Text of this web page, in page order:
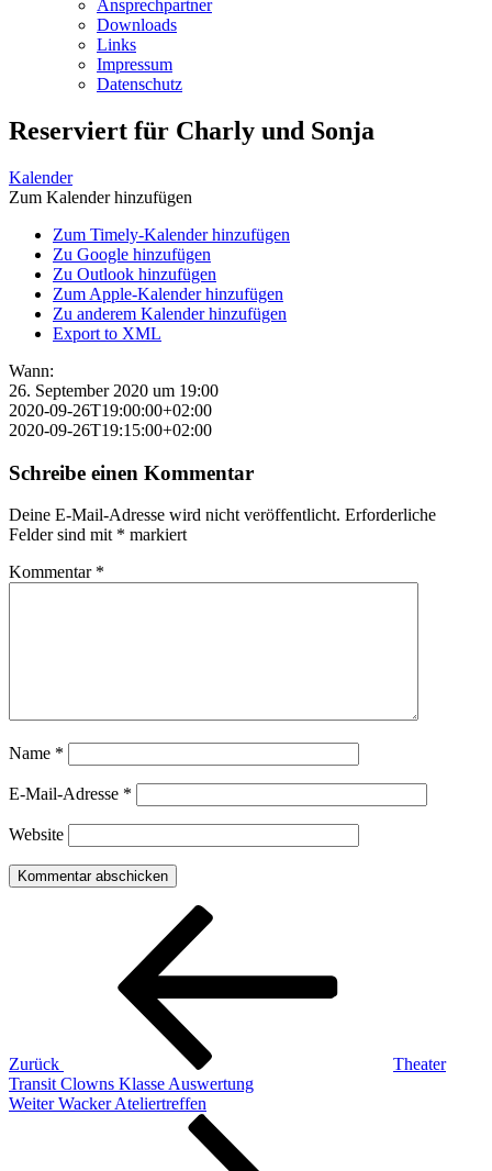
Ansprechpartner
Downloads
Links
Impressum
Datenschutz
Reserviert für Charly und Sonja
Kalender
Zum Kalender hinzufügen
Zum Timely-Kalender hinzufügen
Zu Google hinzufügen
Zu Outlook hinzufügen
Zum Apple-Kalender hinzufügen
Zu anderem Kalender hinzufügen
Export to XML
Wann:
26. September 2020 um 19:00
2020-09-26T19:00:00+02:00
2020-09-26T19:15:00+02:00
Schreibe einen Kommentar
Deine E-Mail-Adresse wird nicht veröffentlicht. Erforderliche
Felder sind mit * markiert
Kommentar *
Name *
E-Mail-Adresse *
Website
Beitragsnavigation
Zurück
Theater
Transit Clowns Klasse Auswertung
Nächster
Weiter Wacker Ateliertreffen